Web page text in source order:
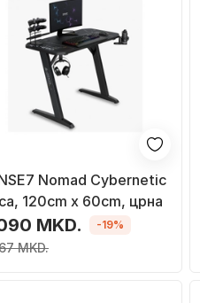
Nomad Cybernetic
120cm x 60cm, црна
MKD.
MKD.
-19%